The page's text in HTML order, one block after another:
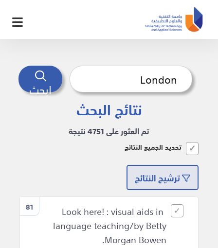
ابحث
نتائج البحث
تم العثور على 4751 نتيجة
تحديد الجميع النتائج
ترشيح النتائج
81
Look here! : visual aids in
language teaching/by Betty
Morgan Bowen.